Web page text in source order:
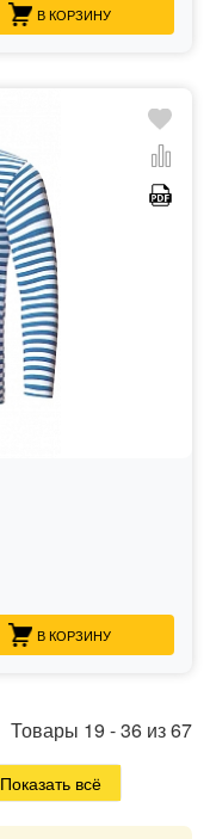
В КОРЗИНУ
В КОРЗИНУ
Товары 19 -36 из67
Показать всё